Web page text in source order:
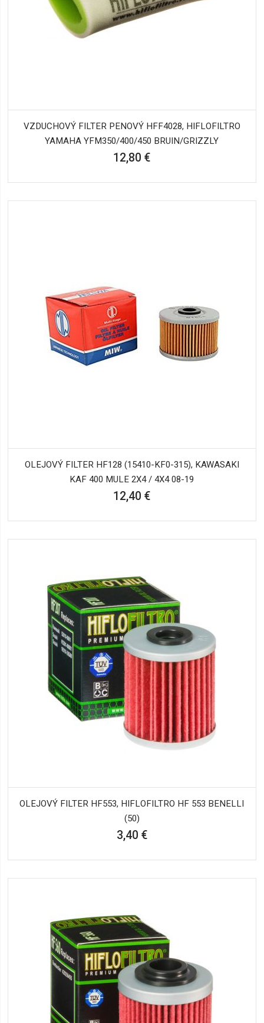
VZDUCHOVÝ FILTER PENOVÝ HFF4028, HIFLOFILTRO
YAMAHA YFM350/400/450 BRUIN/GRIZZLY
12,80 €
OLEJOVÝ FILTER HF128 (15410-KF0-315), KAWASAKI
KAF 400 MULE 2X4 / 4X4 08-19
12,40 €
OLEJOVÝ FILTER HF553, HIFLOFILTRO HF 553 BENELLI
(50)
3,40 €